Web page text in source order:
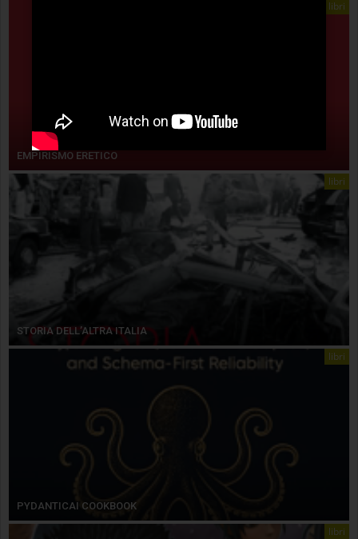
libri
EMPIRISMO ERETICO
libri
STORIA DELL’ALTRA ITALIA
libri
PYDANTICAI COOKBOOK
libri